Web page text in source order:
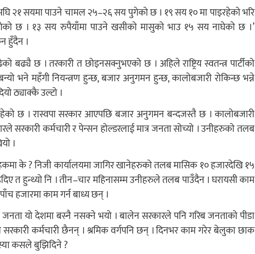
२१ सयमा पाउने चामल २५–२६ सय पुगेको छ । १९ सय १० मा पाइरहेको भरि
छ । १३ सय रुपैयाँमा पाउने खसीको मासुको भाउ १५ सय नाघेको छ ।’
हुँदैन ।
बढ्यै छ । तरकारी त छोइनसक्नुभएको छ । अहिले राष्ट्रिय स्वतन्त्र पार्टीको
भने महँगी नियन्त्रण हुन्छ, बजार अनुगमन हुन्छ, कालोबजारी रोकिन्छ भन्ने
ठ्याक्कै उल्टो ।
छ । रास्वपा सरकार आएपछि बजार अनुगमन बन्दजस्तै छ । कालोबजारी
सरकारी कर्मचारी र पेन्सन होल्डरलाई मात्र जनता सोच्यो । उनीहरुको तलब
।
के ? निजी कार्यालयमा जागिर खानेहरुको तलब मासिक १० हजारदेखि १५
त हुन्थ्यो नि । तीन–चार महिनासम्म उनीहरुले तलब पाउँदैन । घरायसी काम
हजारमा काम गर्न बाध्य छन् ।
जनता यो देशमा बस्नै नसक्ने भयो । बालेन सरकारले पनि गरिब जनताको पीडा
कर्मचारी छैनन् । श्रमिक वर्गपनि छन् । दिनभर काम गरेर बेलुका छाक
कसले बुझिदिने ?